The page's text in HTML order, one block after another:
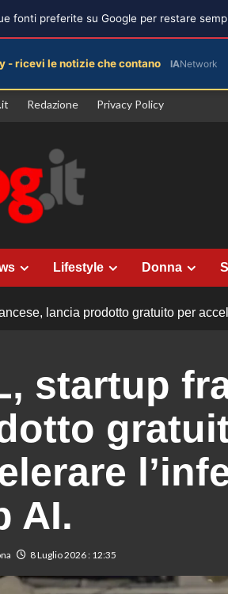
Redazione Privacy Policy
Lifestyle Donna
lancia prodotto gratuito per
startup
AI.
8 Luglio 2026 : 12:35
fonti preferite su Google per restare
- ricevi le notizie che contano IANetwork